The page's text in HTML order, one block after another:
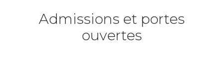
Admissions et portes
ouvertes